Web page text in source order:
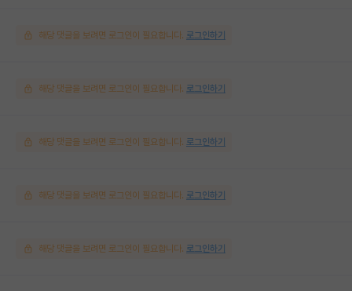
해당 댓글을 보려면 로그인이 필요합니다. 로그인하기
해당 댓글을 보려면 로그인이 필요합니다. 로그인하기
해당 댓글을 보려면 로그인이 필요합니다. 로그인하기
해당 댓글을 보려면 로그인이 필요합니다. 로그인하기
해당 댓글을 보려면 로그인이 필요합니다. 로그인하기